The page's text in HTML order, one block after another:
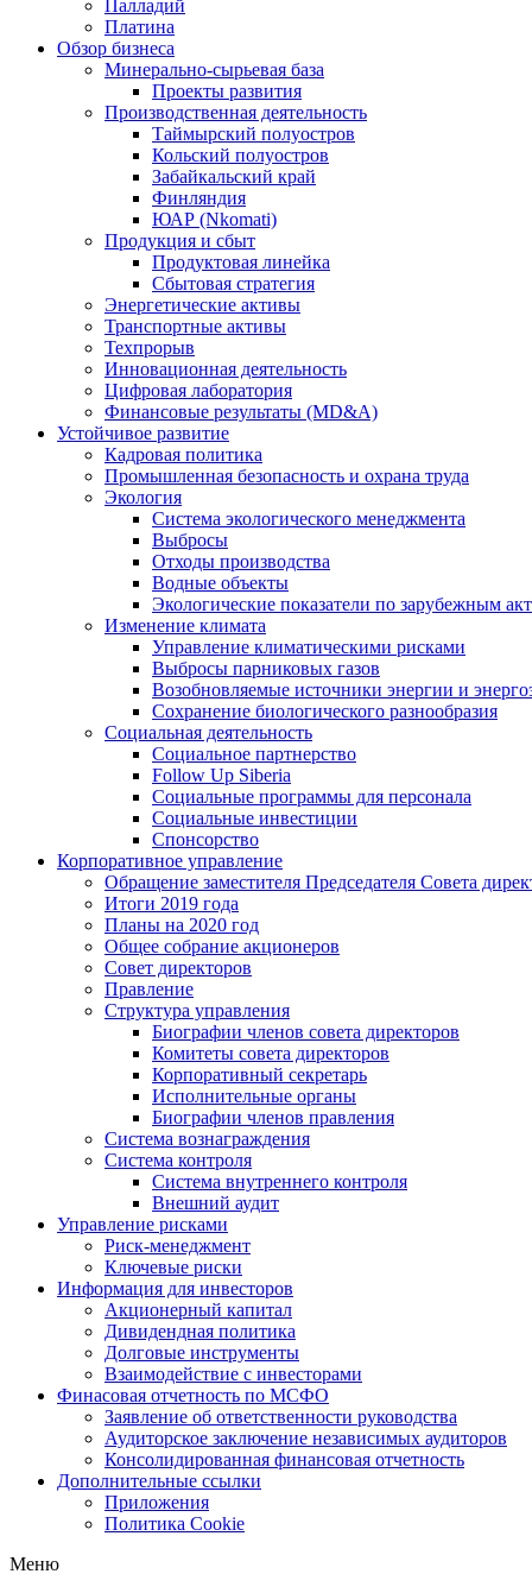
Палладий
Платина
Обзор бизнеса
Минерально-сырьевая база
Проекты развития
Производственная деятельность
Таймырский полуостров
Кольский полуостров
Забайкальский край
Финляндия
ЮАР (Nkomati)
Продукция и сбыт
Продуктовая линейка
Сбытовая стратегия
Энергетические активы
Транспортные активы
Техпрорыв
Инновационная деятельность
Цифровая лаборатория
Финансовые результаты (MD&A)
Устойчивое развитие
Кадровая политика
Промышленная безопасность и охрана труда
Экология
Система экологического менеджмента
Выбросы
Отходы производства
Водные объекты
Экологические показатели по зарубежным
Изменение климата
Управление климатическими рисками
Выбросы парниковых газов
Возобновляемые источники энергии и
Сохранение биологического разнообразия
Социальная деятельность
Социальное партнерство
Follow Up Siberia
Социальные программы для персонала
Социальные инвестиции
Спонсорство
Корпоративное управление
Обращение заместителя Председателя Совета
Итоги 2019 года
Планы на 2020 год
Общее собрание акционеров
Совет директоров
Правление
Структура управления
Биографии членов совета директоров
Комитеты совета директоров
Корпоративный секретарь
Исполнительные органы
Биографии членов правления
Система вознаграждения
Система контроля
Система внутреннего контроля
Внешний аудит
Управление рисками
Риск-менеджмент
Ключевые риски
Информация для инвесторов
Акционерный капитал
Дивидендная политика
Долговые инструменты
Взаимодействие с инвеcторами
Финасовая отчетность по МСФО
Заявление об ответственности руководства
Аудиторское заключение независимых аудиторов
Консолидированная финансовая отчетность
Дополнительные ссылки
Приложения
Политика Cookie
Меню